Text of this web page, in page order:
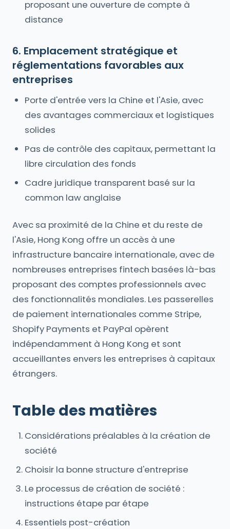
proposant une ouverture de compte à
distance
6. Emplacement stratégique et
réglementations favorables aux
entreprises
Porte d'entrée vers la Chine et l'Asie, avec
des avantages commerciaux et logistiques
solides
Pas de contrôle des capitaux, permettant la
libre circulation des fonds
Cadre juridique transparent basé sur la
common law anglaise
Avec sa proximité de la Chine et du reste de
l'Asie, Hong Kong offre un accès à une
infrastructure bancaire internationale, avec de
nombreuses entreprises fintech basées là-bas
proposant des comptes professionnels avec
des fonctionnalités mondiales. Les passerelles
de paiement internationales comme Stripe,
Shopify Payments et PayPal opèrent
indépendamment à Hong Kong et sont
accueillantes envers les entreprises à capitaux
étrangers.
Table des matières
Considérations préalables à la création de
société
Choisir la bonne structure d'entreprise
Le processus de création de société :
instructions étape par étape
Essentiels post-création